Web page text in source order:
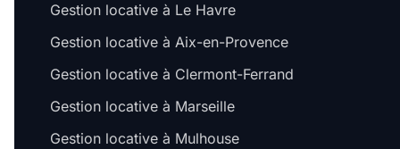
Gestion locative à Le Havre
Gestion locative à Aix-en-Provence
Gestion locative à Clermont-Ferrand
Gestion locative à Marseille
Gestion locative à Mulhouse